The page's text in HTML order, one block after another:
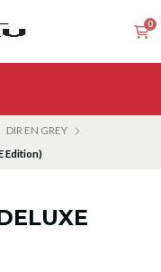
0
DIR EN GREY
Edition)